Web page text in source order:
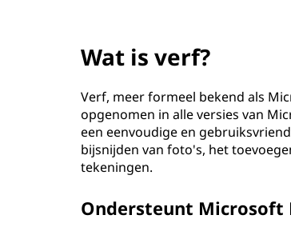
Wat is verf?
Verf, meer formeel bekend als
opgenomen in alle versies van
een eenvoudige en
bijsnijden van foto's, het
tekeningen.
Ondersteunt Microsoft